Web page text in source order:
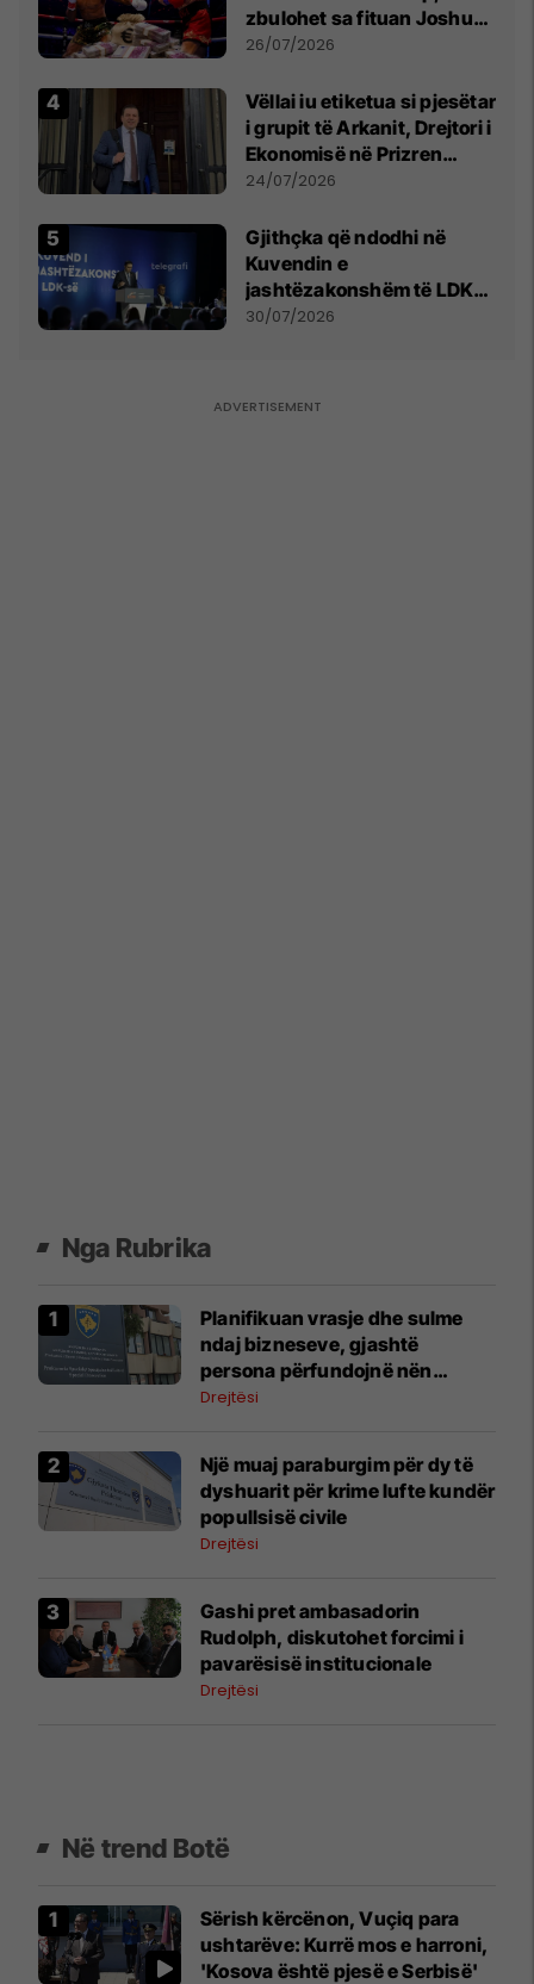
zbulohet sa fituan Joshua
e Prenga
26/07/2026
Vëllai iu etiketua si pjesëtar
i grupit të Arkanit, Drejtori i
Ekonomisë në Prizren
mohon pretendimet
24/07/2026
Gjithçka që ndodhi në
Kuvendin e
jashtëzakonshëm të LDK-
së
30/07/2026
Nga Rubrika
​Planifikuan vrasje dhe sulme
ndaj bizneseve, gjashtë
persona përfundojnë nën
aktakuzë
Drejtësi
Një muaj paraburgim për dy të
dyshuarit për krime lufte kundër
popullsisë civile
Drejtësi
Gashi pret ambasadorin
Rudolph, diskutohet forcimi i
pavarësisë institucionale
Drejtësi
Në trend Botë
Sërish kërcënon, Vuçiq para
ushtarëve: Kurrë mos e harroni,
'Kosova është pjesë e Serbisë'